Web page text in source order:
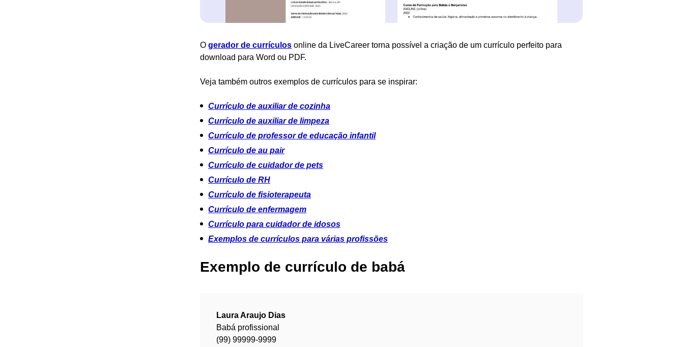
O gerador de currículos online da LiveCareer torna possível a criação de um currículo perfeito para
download para Word ou PDF.
Veja também outros exemplos de currículos para se inspirar:
Currículo de auxiliar de cozinha
Currículo de auxiliar de limpeza
Currículo de professor de educação infantil
Currículo de au pair
Currículo de cuidador de pets
Currículo de RH
Currículo de fisioterapeuta
Currículo de enfermagem
Currículo para cuidador de idosos
Exemplos de currículos para várias profissões
Exemplo de currículo de babá
Laura Araujo Dias
Babá profissional
(99) 99999-9999